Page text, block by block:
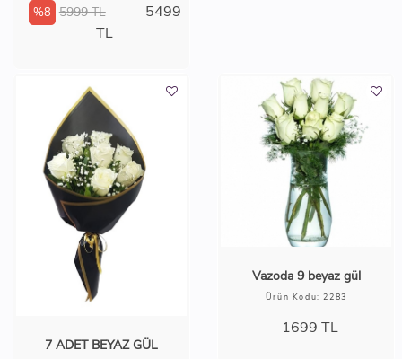
%8 5999 TL
5499
TL
7 ADET BEYAZ GÜL
Vazoda 9 beyaz gül
Ürün Kodu: 2283
1699 TL